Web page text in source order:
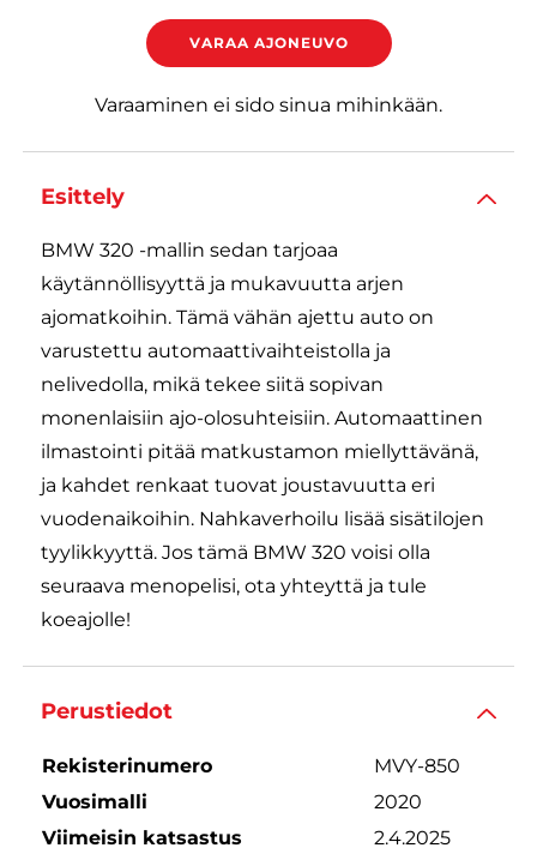
VARAA AJONEUVO
Varaaminen ei sido sinua mihinkään.
Esittely
BMW 320 -mallin sedan tarjoaa
käytännöllisyyttä ja mukavuutta arjen
ajomatkoihin. Tämä vähän ajettu auto on
varustettu automaattivaihteistolla ja
nelivedolla, mikä tekee siitä sopivan
monenlaisiin ajo-olosuhteisiin. Automaattinen
ilmastointi pitää matkustamon miellyttävänä,
ja kahdet renkaat tuovat joustavuutta eri
vuodenaikoihin. Nahkaverhoilu lisää sisätilojen
tyylikkyyttä. Jos tämä BMW 320 voisi olla
seuraava menopelisi, ota yhteyttä ja tule
koeajolle!
Perustiedot
Rekisterinumero
MVY-850
Vuosimalli
2020
Viimeisin katsastus
2.4.2025